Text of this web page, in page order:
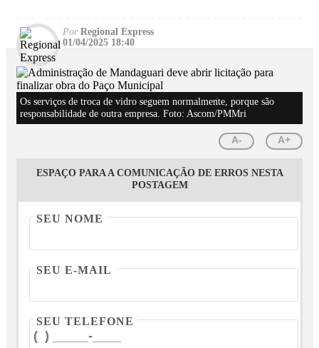
PorRegional Express
01/04/2025 18:40
Os serviços de troca de vidro seguem normalmente, porque são
responsabilidade de outra empresa. Foto: Ascom/PMMri
A- A+
ESPAÇO PARA A COMUNICAÇÃO DE ERROS NESTA
POSTAGEM
SEU NOME
SEU E-MAIL
SEU TELEFONE